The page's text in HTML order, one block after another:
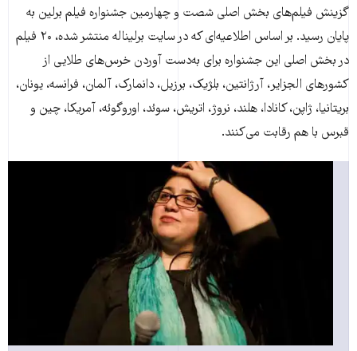
گزینش فیلم‌های بخش اصلی شصت و چهارمین جشنواره فیلم برلین به
پایان رسید. بر اساس اطلاعیه‌ای که در سایت برلیناله منتشر شده، ۲۰ فیلم
در بخش اصلی این جشنواره برای به‌دست آوردن خرس‌های طلایی از
کشورهای الجزایر، آرژانتین، بلژیک، برزیل، دانمارک، آلمان، فرانسه، یونان،
بریتانیا، ژاپن، کانادا، هلند، نروژ، اتریش، سوئد، اوروگوئه، آمریکا، چین و
قبرس با هم رقابت می‌کنند.